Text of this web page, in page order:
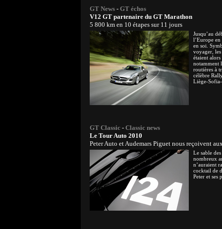
GT News - GT échos
V12 GT partenaire du GT Marathon
5 800 km en 10 étapes sur 11 jours
Jusqu’au
l’Europe
en soi.
voyager,
étaient
notamment
routières à
célèbre
Liège-
GT Classic - Classic news
Le Tour Auto 2010
Peter Auto et Audemars Piguet nous reçoivent
Le sable
nombreux
n’auraient
cocktail de
Peter et ses